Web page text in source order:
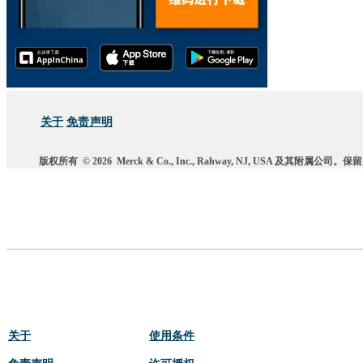
关于 免责声明
版权所有 © 2026 Merck & Co., Inc., Rahway, NJ, USA 及其附属公司。保留
关于 使用条件